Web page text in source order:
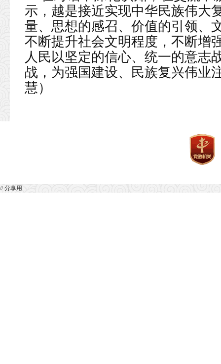
示，越是接近实现中华民族伟大
量、思想的感召、价值的引领、
不断提升社会文明程度，不断增
人民以坚定的信心、统一的意志
战，为强国建设、民族复兴伟业
慧）
// 分享用